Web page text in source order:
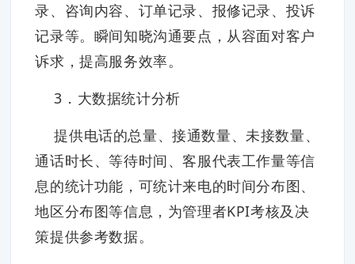
录、咨询内容、订单记录、报修记录、投诉
记录等。瞬间知晓沟通要点，从容面对客户
诉求，提高服务效率。
3．大数据统计分析
提供电话的总量、接通数量、未接数量、
通话时长、等待时间、客服代表工作量等信
息的统计功能，可统计来电的时间分布图、
地区分布图等信息，为管理者KPI考核及决
策提供参考数据。